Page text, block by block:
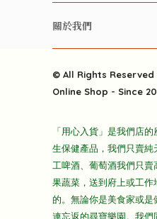
養生保健好東西
酒類
雜貨部
折上折大特價
主頁
雲南搜食記
粒粒皆辛苦
快樂電視台
常見問題
關於我們
送貨
隱私政策
© All Rights
Online Shop - Since
「用心入貨」是我們店
生保健產品，我們只賣
工啤酒、葡萄酒我們只
果蔬菜，送到府上或工
的。無論你是美食家或
連忘返的尋寶樂園。我